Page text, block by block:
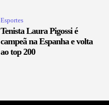
Esportes
Tenista Laura Pigossi é
campeã na Espanha e volta
ao top 200